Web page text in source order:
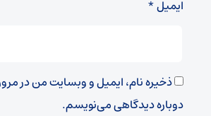
ایمیل*
ذخیره نام، ایمیل و وبسایت من در
دوباره دیدگاهی می‌نویسم.